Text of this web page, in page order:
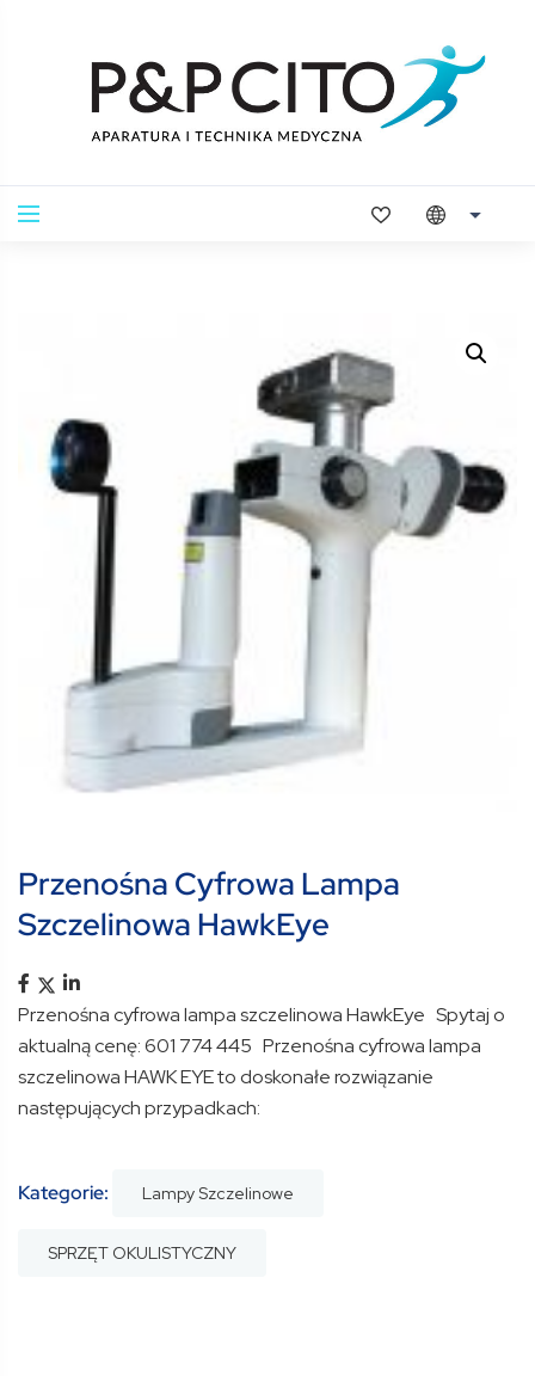
Przenośna Cyfrowa Lampa
Szczelinowa HawkEye
Przenośna cyfrowa lampa szczelinowa HawkEye Spytaj o
aktualną cenę: 601 774 445 Przenośna cyfrowa lampa
szczelinowa HAWK EYE to doskonałe rozwiązanie
następujących przypadkach:
Kategorie: Lampy Szczelinowe
SPRZĘT OKULISTYCZNY